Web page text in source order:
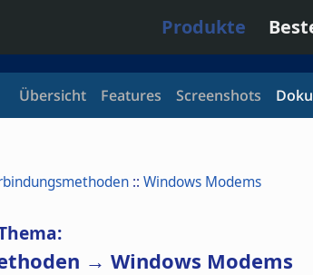
Produkte
Übersicht Features Screenshots
:: Windows Modems
→ Windows Modems